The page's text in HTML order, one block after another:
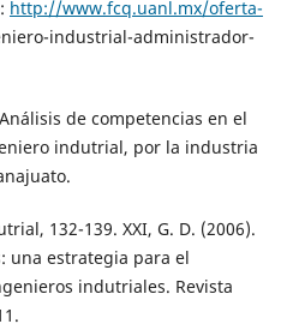
http://www.fcq.uanl.mx/oferta-
industrial-administrador-
de competencias en el
indutrial, por la industria
132-139. XXI, G. D. (2006).
una estrategia para el
indutriales. Revista